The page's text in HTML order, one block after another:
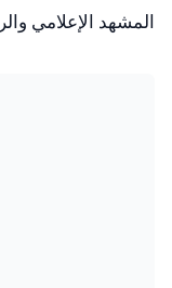
المشهد الإعلامي